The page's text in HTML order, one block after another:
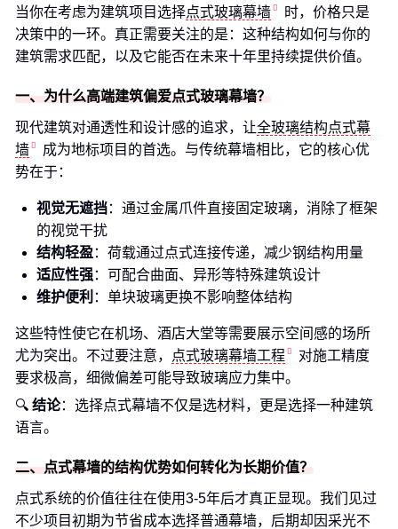
当你在考虑为建筑项目选择点式玻璃幕墙
时，价格只是
决策中的一环。真正需要关注的是：这种结构如何与你的
建筑需求匹配，以及它能否在未来十年里持续提供价值。
一、为什么高端建筑偏爱点式玻璃幕墙？
现代建筑对通透性和设计感的追求，让全玻璃结构点式幕
墙
成为地标项目的首选。与传统幕墙相比，它的核心优
势在于：
视觉无遮挡：通过金属爪件直接固定玻璃，消除了框架
的视觉干扰
结构轻盈：荷载通过点式连接传递，减少钢结构用量
适应性强：可配合曲面、异形等特殊建筑设计
维护便利 ：单块玻璃更换不影响整体结构
这些特性使它在机场、酒店大堂等需要展示空间感的场所
尤为突出。不过要注意，
点式玻璃幕墙工程
对施工精度
要求极高，细微偏差可能导致玻璃应力集中。
🔍 结论：选择点式幕墙不仅是选材料，更是选择一种建筑
语言。
二、点式幕墙的结构优势如何转化为长期价值？
点式系统的价值往往在使用3-5年后才真正显现。我们见过
不少项目初期为节省成本选择普通幕墙，后期却因采光不